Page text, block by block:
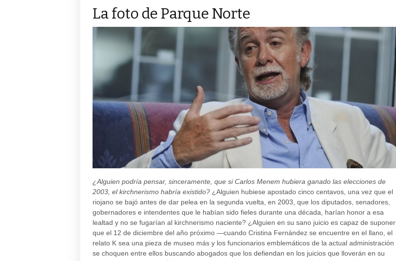
La foto de Parque Norte
¿Alguien podría pensar, sinceramente, que si Carlos Menem hubiera ganado las elecciones de
2003, el kirchnerismo habría existido? ¿Alguien hubiese apostado cinco centavos, una vez que el
riojano se bajó antes de dar pelea en la segunda vuelta, en 2003, que los diputados, senadores,
gobernadores e intendentes que le habían sido fieles durante una década, harían honor a esa
lealtad y no se fugarían al kirchnerismo naciente? ¿Alguien en su sano juicio es capaz de suponer
que el 12 de diciembre del año próximo —cuando Cristina Fernández se encuentre en el llano, el
relato K sea una pieza de museo más y los funcionarios emblemáticos de la actual administración
se choquen entre ellos buscando abogados que los defiendan en los juicios que lloverán en su